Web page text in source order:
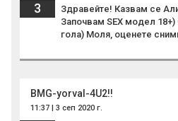
3
Здравейте! Казвам се
Започвам SEX модел
гола) Моля, оценете
BMG-yorval-4U2!!
11:37 | 3 сеп 2020 г.